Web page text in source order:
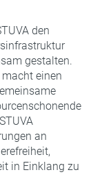
den
gestalten.
einen
an
in Einklang zu